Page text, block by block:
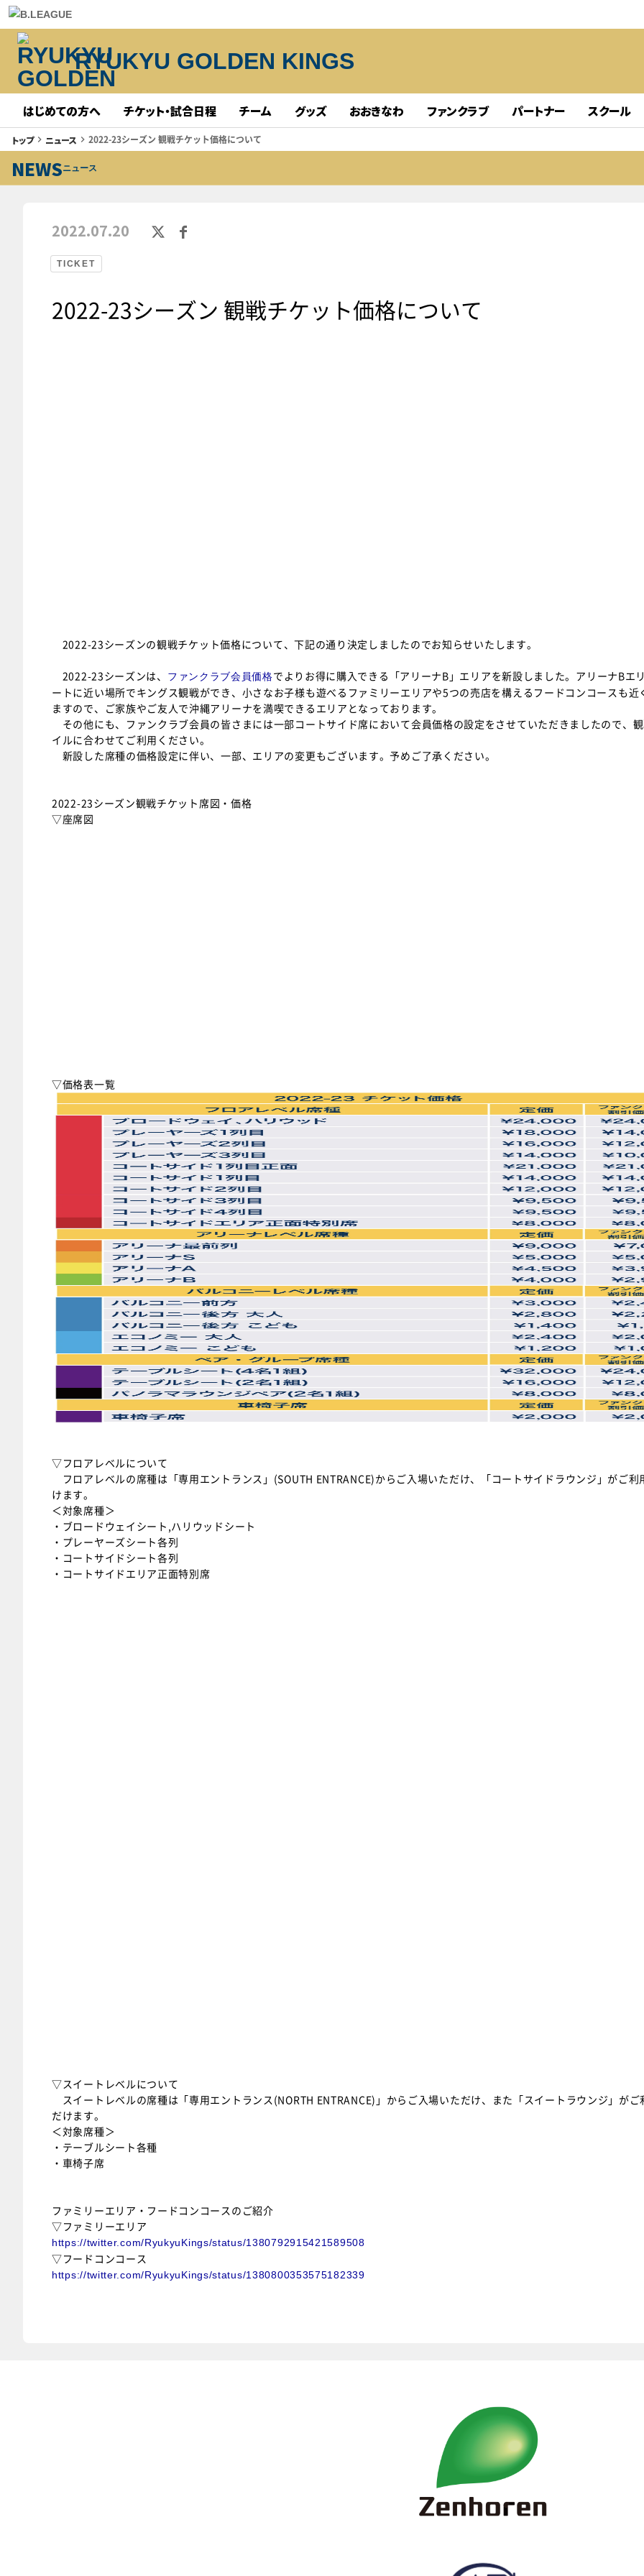
RYUKYU GOLDEN KINGS
はじめての方へ チケット・試合日程 チーム グッズ おおきなわ ファンクラブ パートナー スクール
トップkeyboard_arrow_right ニュース keyboard_arrow_right 2022-23シーズン 観戦チケット価格について
NEWSニュース
TICKET
2022.07.20
2022-23シーズン 観戦チケット価格について
2022-23シーズンの観戦チケット価格について、下記の通り決定しましたのでお知らせいたします。
2022-23シーズンは、 ファンクラブ会員価格でよりお得に購入できる「アリーナB」エリアを新設しました。アリーナBエ
ートに近い場所でキングス観戦ができ、小さなお子様も遊べるファミリーエリアや5つの売店を構えるフードコンコースも近
ますので、ご家族やご友人で沖縄アリーナを満喫できるエリアとなっております。
その他にも、ファンクラブ会員の皆さまには一部コートサイド席において会員価格の設定をさせていただきましたので、
イルに合わせてご利用ください。
新設した席種の価格設定に伴い、一部、エリアの変更もございます。予めご了承ください。
2022-23シーズン観戦チケット席図・価格
▽座席図
▽価格表一覧
▽フロアレベルについて
フロアレベルの席種は「専用エントランス」(SOUTH ENTRANCE)からご入場いただけ、「コートサイドラウンジ」がご利
けます。
＜対象席種＞
・ブロードウェイシート,ハリウッドシート
・プレーヤーズシート各列
・コートサイドシート各列
・コートサイドエリア正面特別席
▽スイートレベルについて
スイートレベルの席種は「専用エントランス(NORTH ENTRANCE)」からご入場いただけ、また「スイートラウンジ」がご
だけます。
＜対象席種＞
・テーブルシート各種
・車椅子席
ファミリーエリア・フードコンコースのご紹介
▽ファミリーエリア
https://twitter.com/RyukyuKings/status/1380792915421589508
▽フードコンコース
https://twitter.com/RyukyuKings/status/1380800353575182339